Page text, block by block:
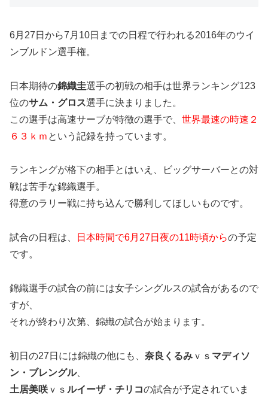
6月27日から7月10日までの日程で行われる2016年のウイ
ンブルドン選手権。
日本期待の錦織圭選手の初戦の相手は世界ランキング123
位のサム・グロス選手に決まりました。
この選手は高速サーブが特徴の選手で、 世界最速の時速２
６３ｋｍ という記録を持っています。
ランキングが格下の相手とはいえ、ビッグサーバーとの対
戦は苦手な錦織選手。
得意のラリー戦に持ち込んで勝利してほしいものです。
試合の日程は、 日本時間で6月27日夜の11時頃からの予定
です。
錦織選手の試合の前には女子シングルスの試合があるので
すが、
それが終わり次第、錦織の試合が始まります。
初日の27日には錦織の他にも、 奈良くるみ ｖｓ マディソ
ン・ブレングル、
土居美咲 ｖｓ ルイーザ・チリコの試合が予定されていま